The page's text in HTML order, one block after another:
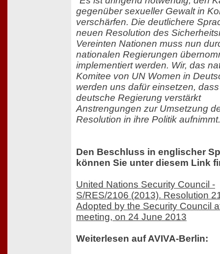
gegenüber sexueller Gewalt in
verschärfen. Die deutlichere
neuen Resolution des
Vereinten Nationen muss nun
nationalen Regierungen
implementiert werden. Wir, das
Komitee von UN Women in
werden uns dafür einsetzen,
deutsche Regierung verstärkt
Anstrengungen zur Umsetzung
Resolution in ihre Politik
Den Beschluss in englischer
können Sie unter diesem Link
United Nations Security Council -
S/RES/2106 (2013). Resolution
Adopted by the Security Council
meeting, on 24 June 2013
Weiterlesen auf AVIVA-Berlin: